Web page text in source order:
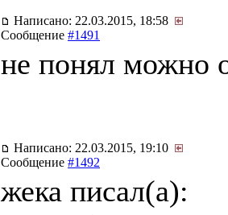
Написано: 22.03.2015, 18:58
Сообщение #1491
не понял можно
Написано: 22.03.2015, 19:10
Сообщение #1492
жека писал(a):